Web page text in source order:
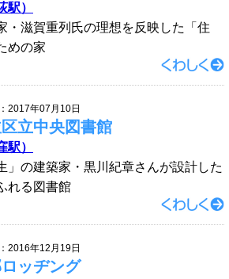
駅）
・滋賀重列氏の理想を反映した「住
めの家
2017年07月10日
立中央図書館
駅）
」の建築家・黒川紀章さんが設計した
れる図書館
2016年12月19日
ッヂング